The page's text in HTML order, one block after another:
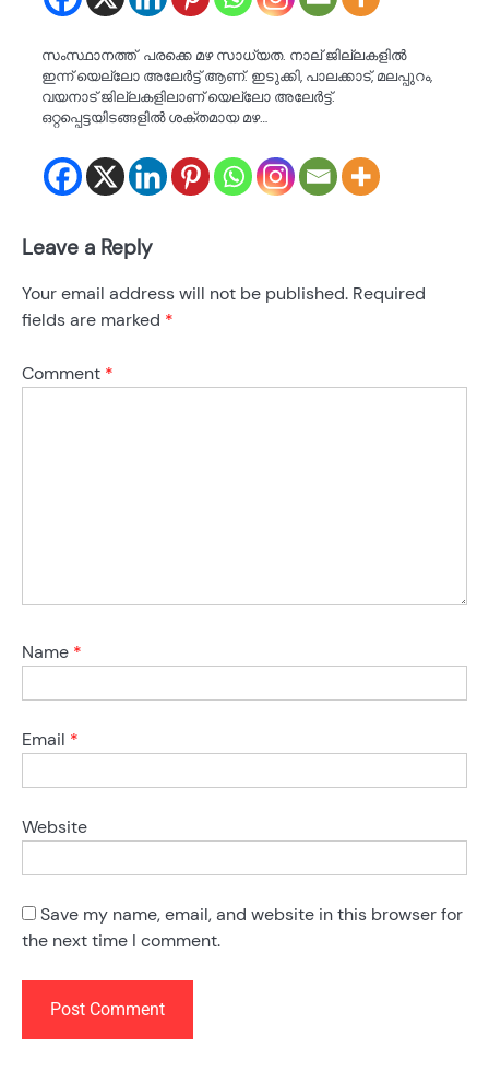
സംസ്ഥാനത്ത് പരക്കെ മഴ സാധ്യത. നാല് ജില്ലകളിൽ
ഇന്ന് യെല്ലോ അലേർട്ട് ആണ്. ഇടുക്കി, പാലക്കാട്, മലപ്പുറം,
വയനാട് ജില്ലകളിലാണ് യെല്ലോ അലേർട്ട്.
ഒറ്റപ്പെട്ടയിടങ്ങളിൽ ശക്തമായ മഴ…
Leave a Reply
Your email address will not be published. Required
fields are marked *
Comment *
Name *
Email *
Website
Save my name, email, and website in this browser for
the next time I comment.